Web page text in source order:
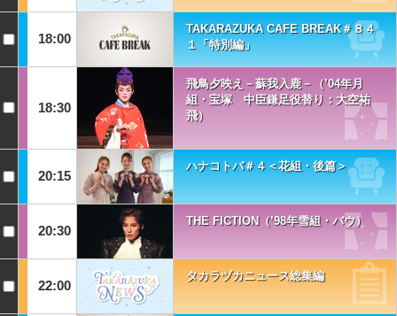
18:00
TAKARAZUKA CAFE BREAK＃８４
１「特別編」
18:30
飛鳥夕映え－蘇我入鹿－（’04年月
組・宝塚 中臣鎌足役替り：大空祐
飛）
20:15
ハナコトバ＃４＜花組・後篇＞
20:30
THE FICTION（’98年雪組・バウ）
22:00
タカラヅカニュース総集編